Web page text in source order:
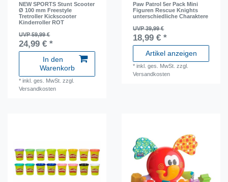
NEW SPORTS Stunt Scooter
Ø 100 mm Freestyle
Tretroller Kickscooter
Kinderroller ROT
UVP 59,99 €
24,99 € *
In den
Warenkorb
*inkl. ges. MwSt. zzgl.
Versandkosten
Paw Patrol 5er Pack Mini
Figuren Rescue Knights
unterschiedliche Charaktere
UVP 39,99 €
18,99 € *
Artikel anzeigen
*inkl. ges. MwSt. zzgl.
Versandkosten